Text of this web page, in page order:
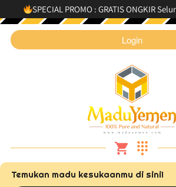
SPECIAL PROMO : GRATIS ONGKIR
`Login
Temukan madu kesukaanmu di sini!